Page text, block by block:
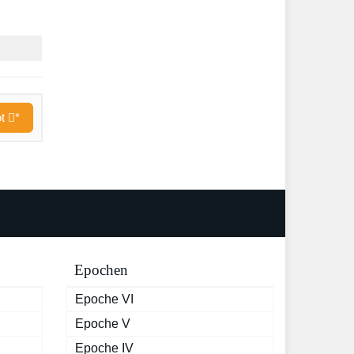
*
Epochen
Epoche VI
Epoche V
Epoche IV